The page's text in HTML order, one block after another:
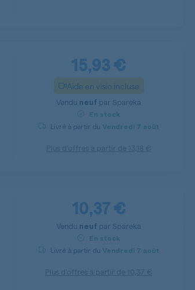
15,93 €
Aide en visio incluse
Vendu neuf par Spareka
En stock
Livré à partir du Vendredi 7 août
10,37 €
Vendu neuf par Spareka
En stock
Livré à partir du Vendredi 7 août